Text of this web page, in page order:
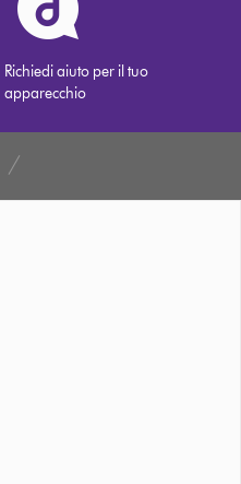
Richiedi aiuto per il tuo
apparecchio